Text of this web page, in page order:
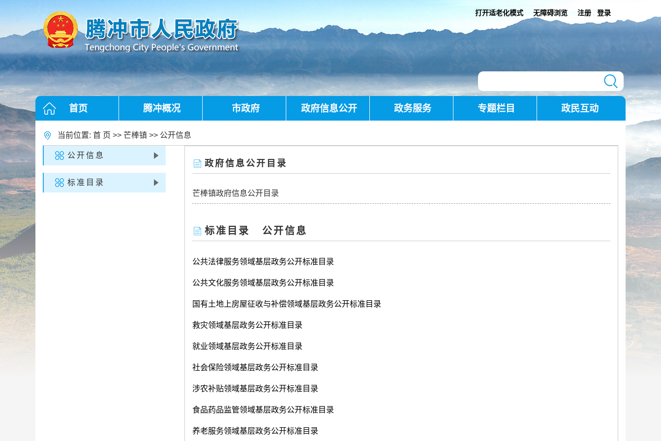
打开适老化模式 无障碍浏览 注册 登录
首页 腾冲概况 市政府 政府信息公开 政务服务 专题栏目 政民互动
当前位置: 首 页 >> 芒棒镇 >> 公开信息
政府信息公开目录
芒棒镇政府信息公开目录
标准目录 公开信息
公共法律服务领域基层政务公开标准目录
公共文化服务领域基层政务公开标准目录
国有土地上房屋征收与补偿领域基层政务公开标准目录
救灾领域基层政务公开标准目录
就业领域基层政务公开标准目录
社会保险领域基层政务公开标准目录
涉农补贴领域基层政务公开标准目录
食品药品监管领域基层政务公开标准目录
养老服务领域基层政务公开标准目录
公开信息
标准目录